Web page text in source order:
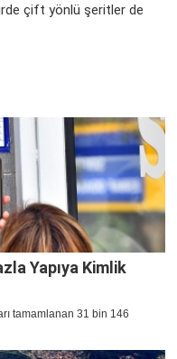
çift yönlü şeritler de
Yapıya Kimlik
tamamlanan 31 bin 146